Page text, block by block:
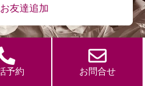
友達追加
予約 お問合せ